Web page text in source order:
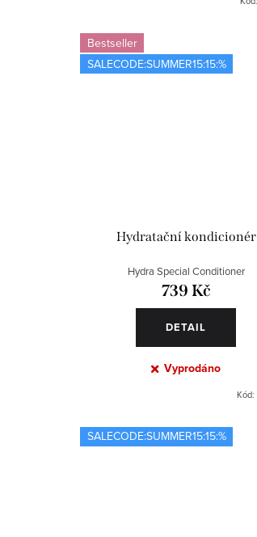
Bestseller
SALECODE:SUMMER15:15:%
Hydratační kondicionér
Hydra Special Conditioner
739 Kč
DETAIL
Vyprodáno
Kód:
SALECODE:SUMMER15:15:%